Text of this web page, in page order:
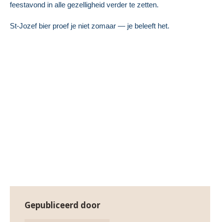
feestavond in alle gezelligheid verder te zetten.
St-Jozef bier proef je niet zomaar — je beleeft het.
Gepubliceerd door